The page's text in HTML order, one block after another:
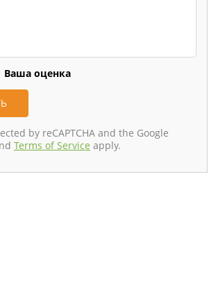
Ваша оценка
by reCAPTCHA and the Google
Terms of Service apply.